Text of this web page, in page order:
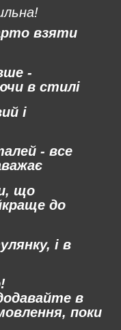
взяти
-
в стилі
і
- все
що
до
і в
в
поки